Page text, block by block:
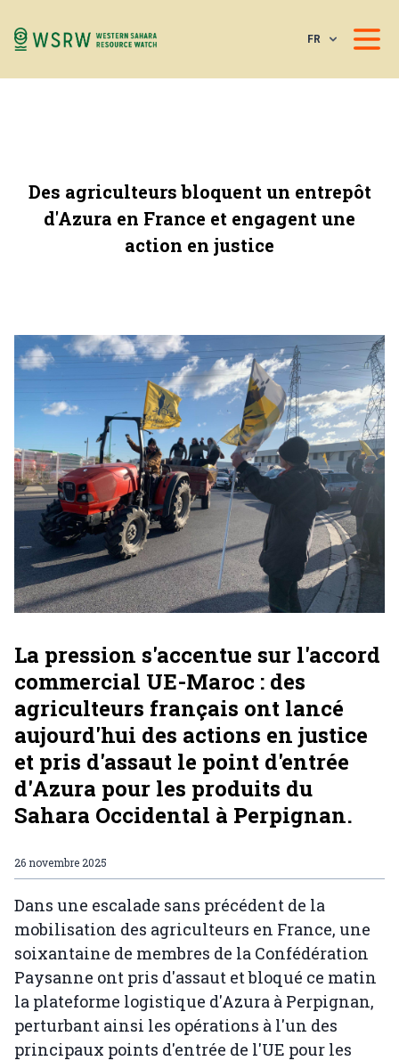
FR
Des agriculteurs bloquent un entrepôt
d'Azura en France et engagent une
action en justice
La pression s'accentue sur l'accord
commercial UE-Maroc : des
agriculteurs français ont lancé
aujourd'hui des actions en justice
et pris d'assaut le point d'entrée
d'Azura pour les produits du
Sahara Occidental à Perpignan.
26 novembre 2025
Dans une escalade sans précédent de la
mobilisation des agriculteurs en France, une
soixantaine de membres de la Confédération
Paysanne ont pris d'assaut et bloqué ce matin
la plateforme logistique d'Azura à Perpignan,
perturbant ainsi les opérations à l'un des
principaux points d'entrée de l'UE pour les